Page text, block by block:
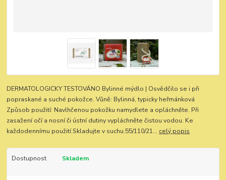
DERMATOLOGICKY TESTOVÁNO Bylinné mýdlo | Osvědčilo se i při
popraskané a suché pokožce. Vůně: Bylinná, typicky heřmánková
Způsob použití: Navlhčenou pokožku namydlete a opláchněte. Při
zasažení očí a nosní či ústní dutiny vypláchněte čistou vodou. Ke
každodennímu použití.Skladujte v suchu.55/110/21... celý popis
Dostupnost Skladem